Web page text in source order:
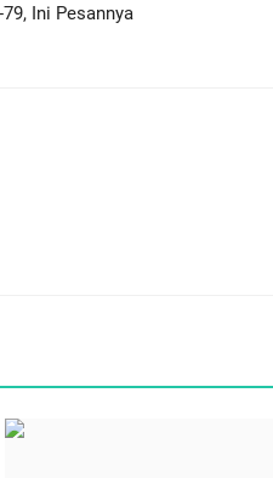
Ini Pesannya